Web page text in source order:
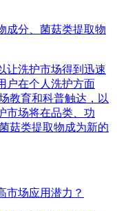
成分、菌菇类提取物
让洗护市场得到迅速
户在个人洗护方面
教育和科普触达，以
市场将在品类、功
菇类提取物成为新的
市场应用潜力？